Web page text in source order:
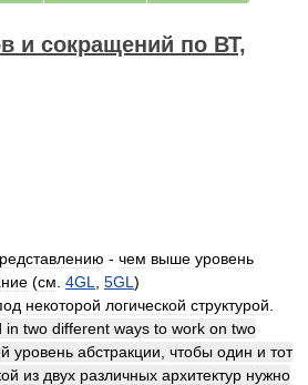
и сокращений по ВТ,
- чем выше уровень
(см 4GL 5GL )
некоторой логической структурой
in two different ways to work on two
уровень абстракции чтобы один и тот
из двух различных архитектур нужно